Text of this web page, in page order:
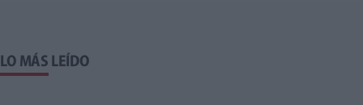
LO MÁS LEÍDO